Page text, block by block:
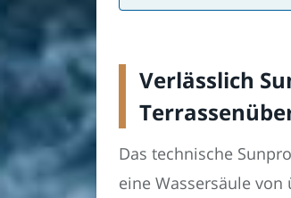
Verlässlich
Das technische
eine Wassersäule